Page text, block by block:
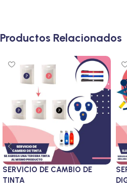
Productos Relacionados
SERVICIO DE CAMBIO DE
TINTA